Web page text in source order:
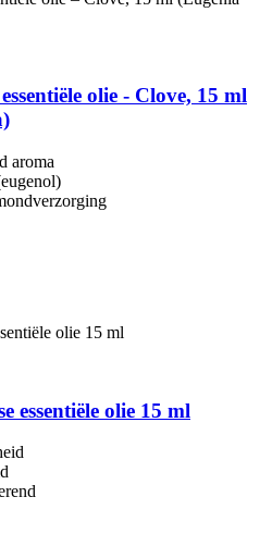
olie - Clove, 15 ml
aroma
essentiële olie 15 ml